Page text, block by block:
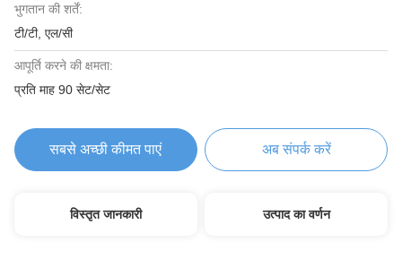
भुगतान की शर्तें:
टी/टी, एल/सी
आपूर्ति करने की क्षमता:
प्रति माह 90 सेट/सेट
सबसे अच्छी कीमत पाएं अब संपर्क करें
विस्तृत जानकारी उत्पाद का वर्णन